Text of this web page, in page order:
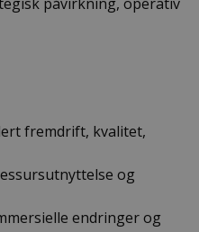
fremdrift, kvalitet,
og
endringer og